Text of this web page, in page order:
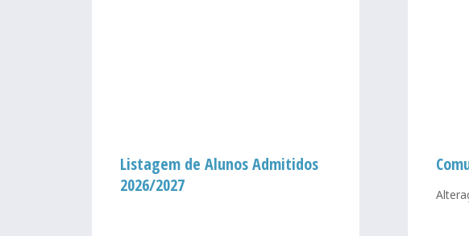
Listagem de Alunos Admitidos
2026/2027